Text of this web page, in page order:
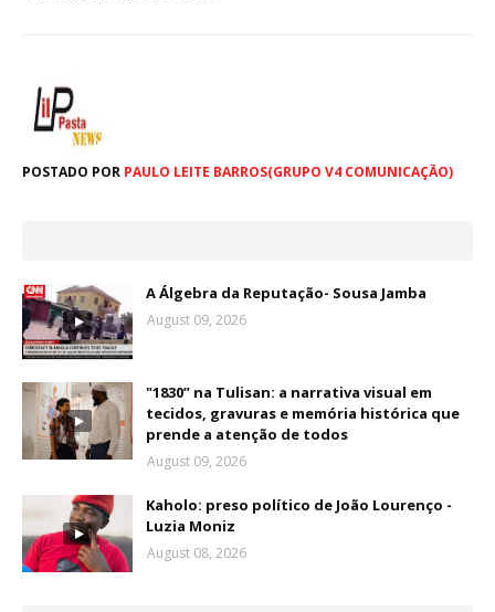
POSTADO POR PAULO LEITE BARROS(GRUPO V4 COMUNICAÇÃO)
A Álgebra da Reputação- Sousa Jamba
August 09, 2026
"1830” na Tulisan: a narrativa visual em
tecidos, gravuras e memória histórica que
prende a atenção de todos
August 09, 2026
Kaholo: preso político de João Lourenço -
Luzia Moniz
August 08, 2026